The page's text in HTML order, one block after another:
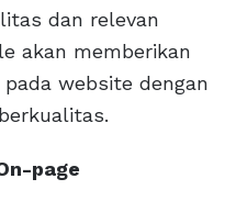
dan relevan
akan memberikan
website dengan
page